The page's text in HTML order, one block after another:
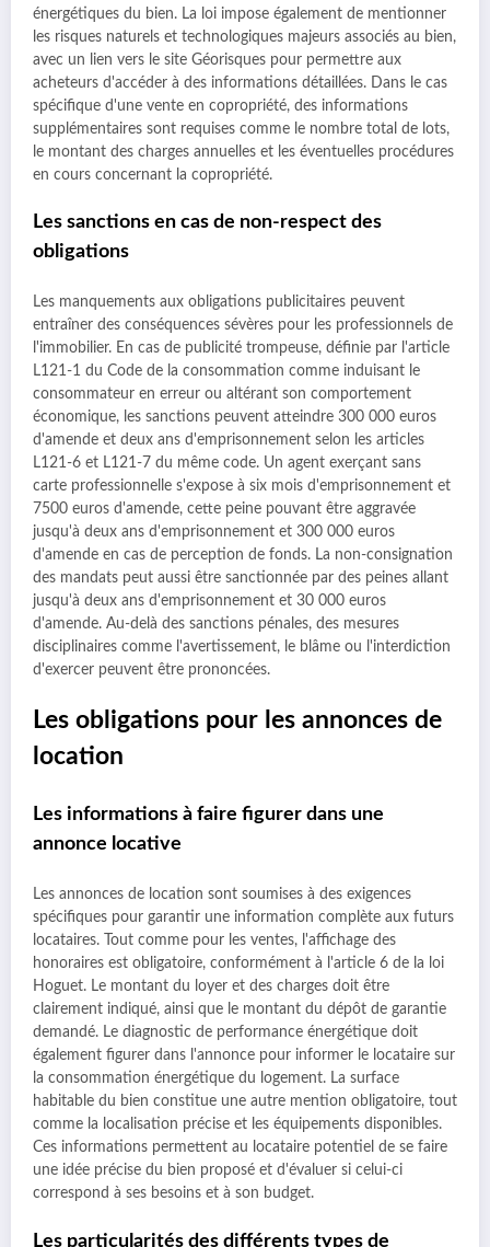
énergétiques du bien. La loi impose également de mentionner
les risques naturels et technologiques majeurs associés au bien,
avec un lien vers le site Géorisques pour permettre aux
acheteurs d'accéder à des informations détaillées. Dans le cas
spécifique d'une vente en copropriété, des informations
supplémentaires sont requises comme le nombre total de lots,
le montant des charges annuelles et les éventuelles procédures
en cours concernant la copropriété.
Les sanctions en cas de non-respect des
obligations
Les manquements aux obligations publicitaires peuvent
entraîner des conséquences sévères pour les professionnels de
l'immobilier. En cas de publicité trompeuse, définie par l'article
L121-1 du Code de la consommation comme induisant le
consommateur en erreur ou altérant son comportement
économique, les sanctions peuvent atteindre 300 000 euros
d'amende et deux ans d'emprisonnement selon les articles
L121-6 et L121-7 du même code. Un agent exerçant sans
carte professionnelle s'expose à six mois d'emprisonnement et
7500 euros d'amende, cette peine pouvant être aggravée
jusqu'à deux ans d'emprisonnement et 300 000 euros
d'amende en cas de perception de fonds. La non-consignation
des mandats peut aussi être sanctionnée par des peines allant
jusqu'à deux ans d'emprisonnement et 30 000 euros
d'amende. Au-delà des sanctions pénales, des mesures
disciplinaires comme l'avertissement, le blâme ou l'interdiction
d'exercer peuvent être prononcées.
Les obligations pour les annonces de
location
Les informations à faire figurer dans une
annonce locative
Les annonces de location sont soumises à des exigences
spécifiques pour garantir une information complète aux futurs
locataires. Tout comme pour les ventes, l'affichage des
honoraires est obligatoire, conformément à l'article 6 de la loi
Hoguet. Le montant du loyer et des charges doit être
clairement indiqué, ainsi que le montant du dépôt de garantie
demandé. Le diagnostic de performance énergétique doit
également figurer dans l'annonce pour informer le locataire sur
la consommation énergétique du logement. La surface
habitable du bien constitue une autre mention obligatoire, tout
comme la localisation précise et les équipements disponibles.
Ces informations permettent au locataire potentiel de se faire
une idée précise du bien proposé et d'évaluer si celui-ci
correspond à ses besoins et à son budget.
Les particularités des différents types de